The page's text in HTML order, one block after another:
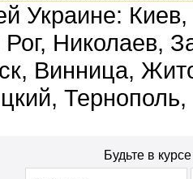
Украине:
Николаев,
Винница,
Тернополь,
Будьте в